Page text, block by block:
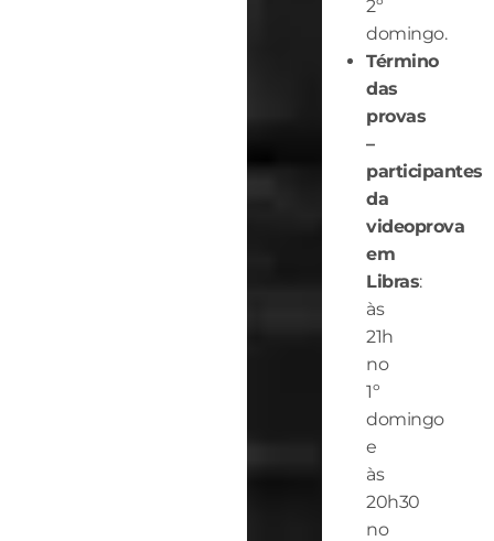
2º
domingo.
Término
das
provas
–
participantes
da
videoprova
em
Libras:
às
21h
no
1º
domingo
e
às
20h30
no